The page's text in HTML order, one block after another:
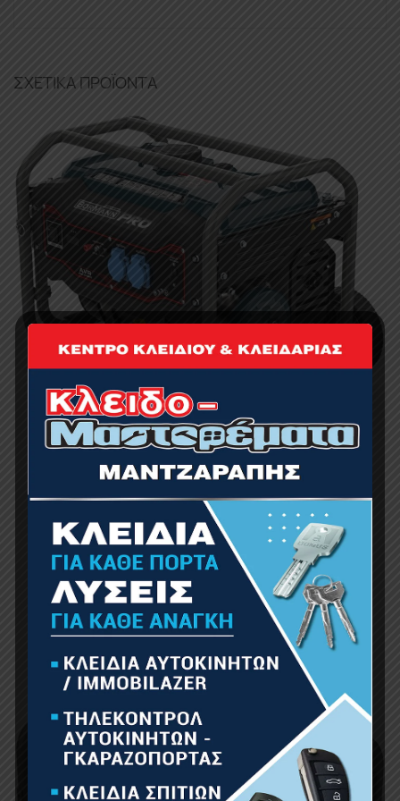
ΣΧΕΤΙΚΆ ΠΡΟΪΌΝΤΑ
BORMANN Pro BGB3700 Γεννήτρια Βενζίνης
3000W
529.00€